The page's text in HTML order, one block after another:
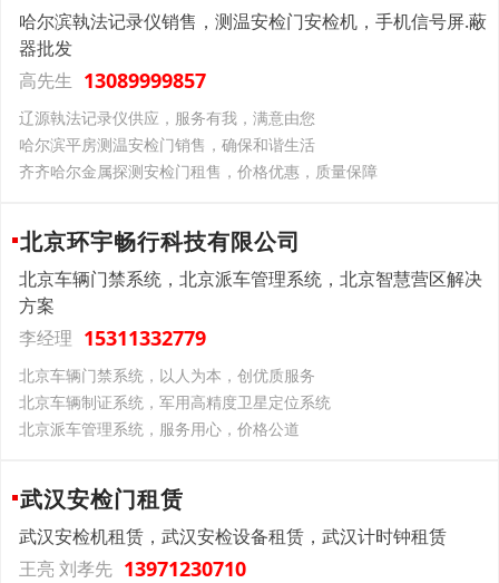
哈尔滨執法记录仪销售，测温安检门安检机，手机信号屏.蔽
器批发
高先生 13089999857
辽源執法记录仪供应，服务有我，满意由您
哈尔滨平房测温安检门销售，确保和谐生活
齐齐哈尔金属探测安检门租售，价格优惠，质量保障
北京环宇畅行科技有限公司
北京车辆门禁系统，北京派车管理系统，北京智慧营区解决
方案
李经理 15311332779
北京车辆门禁系统，以人为本，创优质服务
北京车辆制证系统，军用高精度卫星定位系统
北京派车管理系统，服务用心，价格公道
武汉安检门租赁
武汉安检机租赁，武汉安检设备租赁，武汉计时钟租赁
王亮 刘孝先 13971230710